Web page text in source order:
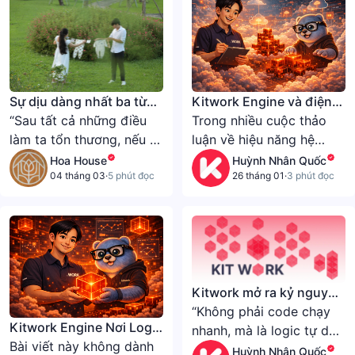
mơ vẫn còn đang dang
dở.
Sự dịu dàng nhất ba từng
có
“Sau tất cả những điều
làm ta tổn thương, nếu ta
vẫn còn dịu dàng, đó mới
là mạnh mẽ thật sự.”
Hoa House
04 tháng 03·5 phút đọc
Kitwork Engine và điện
toán năng lượng
Trong nhiều cuộc thảo
luận về hiệu năng hệ
thống, câu hỏi quen
thuộc thường xoay
hay Rust có nhanh hơn
không? Tuy nhiên, đó
không phải là vấn đề cốt
lõi mà Kitwork Engine
theo đuổi
Huỳnh Nhân Quốc
26 tháng 01 ·3 phút đọc
Kitwork Engine Nơi Logic
Được Sống Như Một
Bài viết này không dành
Kitwork mở ra kỷ nguyên
lập trình động
“Không phải code chạy
nhanh, mà là logic tự do,
di chuyển, và cập nhật
Huỳnh Nhân Quốc